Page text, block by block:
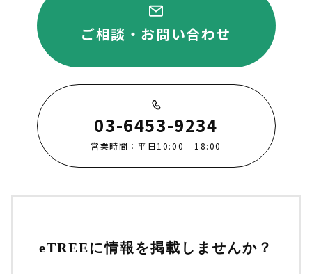
ご相談・お問い合わせ
03-6453-9234
営業時間：平日10:00 - 18:00
eTREEに情報を掲載しませんか？